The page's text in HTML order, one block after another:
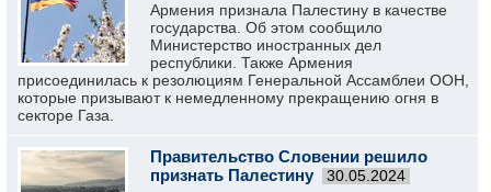
Армения признала Палестину в качестве
государства. Об этом сообщило
Министерство иностранных дел
республики. Также Армения
присоединилась к резолюциям Генеральной Ассамблеи ООН,
которые призывают к немедленному прекращению огня в
секторе Газа.
Правительство Словении решило
признать Палестину
30.05.2024